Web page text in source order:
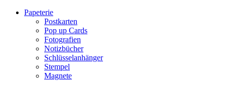
Papeterie
Postkarten
Pop up Cards
Fotografien
Notizbücher
Schlüsselanhänger
Stempel
Magnete